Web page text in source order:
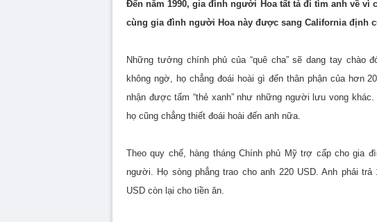
Đến năm 1990, gia đình người Hoa tất tả đi tìm anh về
cùng gia đình người Hoa này được sang California định
Những tưởng chính phủ của “quê cha” sẽ dang tay chào
không ngờ, họ chẳng đoái hoài gì đến thân phận của hơn
nhận được tấm “thẻ xanh” như những người lưu vong
họ cũng chẳng thiết đoái hoài đến anh nữa.
Theo quy chế, hàng tháng Chính phủ Mỹ trợ cấp cho gia
người. Họ sòng phẳng trao cho anh 220 USD. Anh phải
USD còn lại cho tiền ăn.